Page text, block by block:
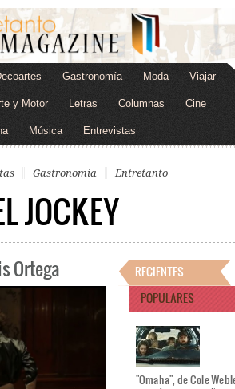
Gastronomía Moda Viajar
y Motor Letras Columnas Cine
Música Entrevistas
Gastronomía Entretanto
JOCKEY
Ortega
RECIENTES
POPULARES
"Omaha", de Cole